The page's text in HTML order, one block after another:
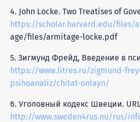
4. John Locke. Two Treatises of
https://scholar.harvard.edu/files/
age/files/armitage-locke.pdf
5. Зигмунд Фрейд, Введение в
https://www.litres.ru/zigmund-
psihoanaliz/chitat-onlayn/
6. Уголовный кодекс Швеции.
http://www.sweden4rus.nu/rus/info/juridisk/